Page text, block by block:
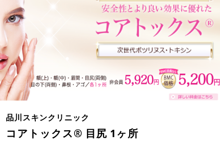
品川スキンクリニック
コアトックス® 目尻 1ヶ所